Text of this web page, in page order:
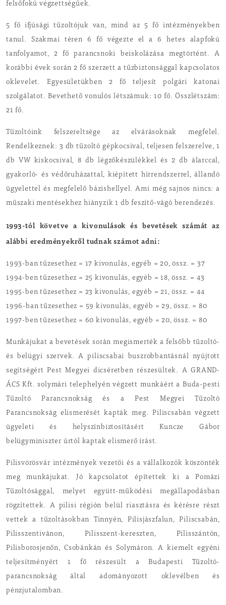
felsőfokú végzettségűek.
5 fő ifjúsági tűzoltójuk van, mind az 5 fő intézményekben
tanul. Szakmai téren 6 fő végezte el a 6 hetes alapfokú
tanfolyamot, 2 fő parancsnoki beiskolázása megtörtént. A
korábbi évek során 2 fő szerzett a tűzbiztonsággal kapcsolatos
oklevelet. Egyesületükben 2 fő teljesít polgári katonai
szolgálatot. Bevethető vonulós létszámuk: 10 fő. Összlétszám:
21 fő.
Tűzoltóink felszereltsége az elvárásoknak megfelel.
Rendelkeznek: 3 db tűzoltó gépkocsival, teljesen felszerelve, 1
db VW kiskocsival, 8 db légzőkészülékkel és 2 db álarccal,
gyakorló- és védőruházattal, kiépített hírrendszerrel, állandó
ügyelettel és megfelelő bázishellyel. Ami még sajnos nincs: a
műszaki mentésekhez hiányzik 1 db feszítő-vágó berendezés.
1993-tól követve a kivonulások és bevetések számát az
alábbi eredményekről tudnak számot adni:
1993-ban tűzesethez = 17 kivonulás, egyéb = 20, össz. = 37
1994-ben tűzesethez = 25 kivonulás, egyéb = 18, össz. = 43
1995-ben tűzesethez = 23 kivonulás, egyéb = 21, össz. = 44
1996-ban tűzesethez = 59 kivonulás, egyéb = 29, össz. = 80
1997-ben tűzesethez = 60 kivonulás, egyéb = 20, össz. = 80
Munkájukat a bevetések során megismerték a felsőbb tűzoltó-
és belügyi szervek. A piliscsabai buszrobbantásnál nyújtott
segítségért Pest Megyei dicséretben részesültek. A GRAND-
ÁCS Kft. solymári telephelyén végzett munkáért a Buda-pesti
Tűzoltó Parancsnokság és a Pest Megyei Tűzoltó
Parancsnokság elismerését kapták meg. Piliscsabán végzett
ügyeleti és helyszínbiztosításért Kuncze Gábor
belügyminiszter úrtól kaptak elismerő írást.
Pilisvörösvár intézmények vezetői és a vállalkozók köszönték
meg munkájukat. Jó kapcsolatot építettek ki a Pomázi
Tűzoltósággal, melyet együtt-működési megállapodásban
rögzítettek. A pilisi régión belül riasztásra és kérésre részt
vettek a tűzoltásokban Tinnyén, Pilisjászfalun, Piliscsabán,
Pilisszentivánon, Pilisszent-kereszten, Pilisszántón,
Pilisborosjenőn, Csobánkán és Solymáron. A kiemelt egyéni
teljesítményért 1 fő részesült a Budapesti Tűzoltó-
parancsnokság által adományozott oklevélben és
pénzjutalomban.